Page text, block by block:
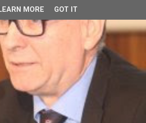
LEARN MORE GOT IT